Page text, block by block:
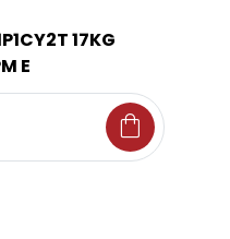
17KG
E
shopping_bag